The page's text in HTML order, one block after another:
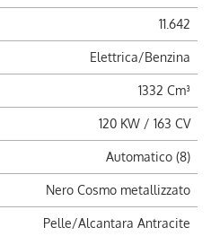
11.642
Elettrica/Benzina
1332 Cm³
120 KW / 163 CV
Automatico (8)
Nero Cosmo metallizzato
Pelle/Alcantara Antracite